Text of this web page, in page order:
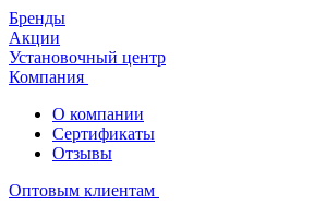
Бренды
Акции
Установочный центр
Компания
О компании
Сертификаты
Отзывы
Оптовым клиентам